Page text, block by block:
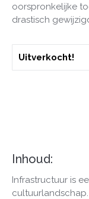
oorspronkelijke
drastisch
Uitverkocht!
Inhoud:
Infrastructuur is